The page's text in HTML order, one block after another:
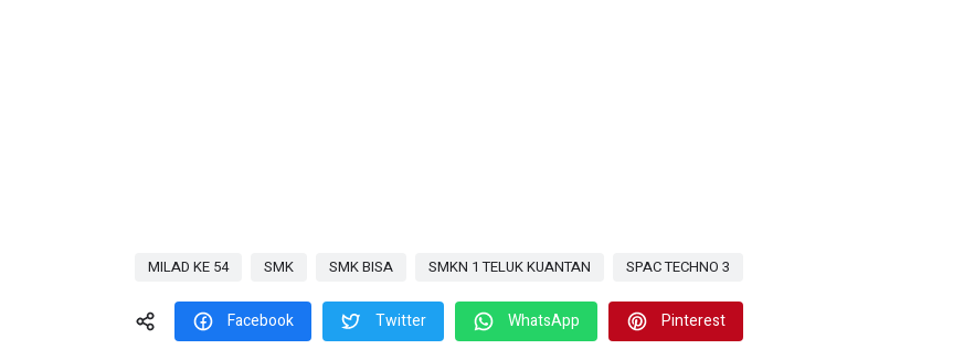
MILAD KE 54 SMK SMK BISA SMKN 1 TELUK KUANTAN SPAC TECHNO 3
Facebook Twitter WhatsApp Pinterest